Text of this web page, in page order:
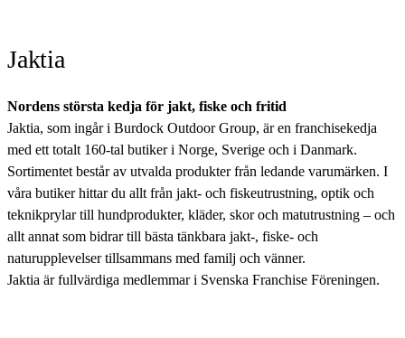
Jaktia
Nordens största kedja för jakt, fiske och fritid
Jaktia, som ingår i Burdock Outdoor Group, är en franchisekedja
med ett totalt 160-tal butiker i Norge, Sverige och i Danmark.
Sortimentet består av utvalda produkter från ledande varumärken. I
våra butiker hittar du allt från jakt- och fiskeutrustning, optik och
teknikprylar till hundprodukter, kläder, skor och matutrustning – och
allt annat som bidrar till bästa tänkbara jakt-, fiske- och
naturupplevelser tillsammans med familj och vänner.
Jaktia är fullvärdiga medlemmar i Svenska Franchise Föreningen.